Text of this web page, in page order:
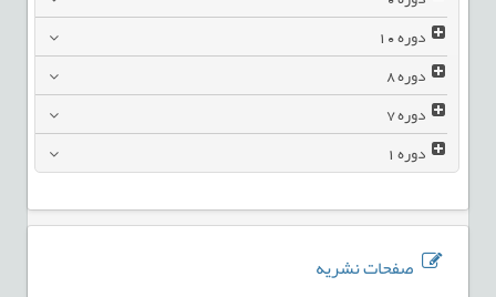
دوره10
دوره8
دوره7
دوره1
صفحات نشریه